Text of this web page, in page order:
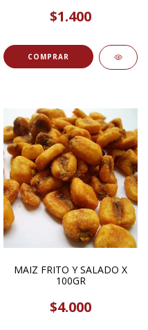
$1.400
COMPRAR
MAIZ FRITO Y SALADO X
100GR
$4.000